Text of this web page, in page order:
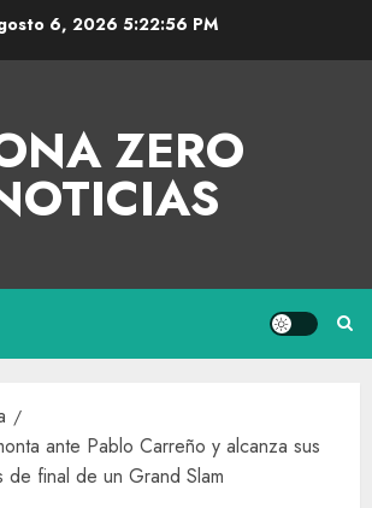
6, 2026 5:22:56 PM
ZERO
ante Pablo Carreño y alcanza sus
de final de un Grand Slam